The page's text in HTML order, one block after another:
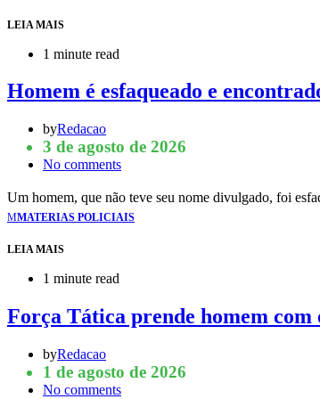
LEIA MAIS
1 minute read
Homem é esfaqueado e
byRedacao
3 de agosto de 2026
No comments
Um homem, que não teve seu nome divulgado, foi
MMATERIAS POLICIAIS
LEIA MAIS
1 minute read
Força Tática prende homem
byRedacao
1 de agosto de 2026
No comments